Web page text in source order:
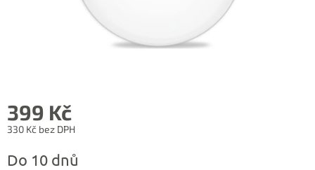
399 Kč
330 Kč bez DPH
cena:
Do 10 dnů